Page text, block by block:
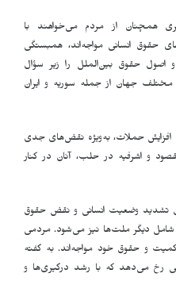
همچنان از مردم می‌خواهند با
حقوق انسانی مواجه‌اند، همبستگی
حقوق بین‌الملل را زیر سؤال
جهان از جمله سوریه و ایران
افزایش حملات، به‌ویژه نقض‌های جدی
و اشرفیه در حلب، آنان در کنار
تشدید وضعیت انسانی و نقض حقوق
شامل دیگر ملت‌ها نیز می‌شود. مردمی
و حقوق خود مواجه‌اند. به گفته
رخ می‌دهد که با رشد درگیری‌ها و